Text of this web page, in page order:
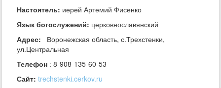
Настоятель: иерей Артемий Фисенко
Язык богослужений: церковнославянский
Адрес: Воронежская область, с.Трехстенки,
ул.Центральная
Телефон : 8-908-135-60-53
Сайт: trechstenki.cerkov.ru